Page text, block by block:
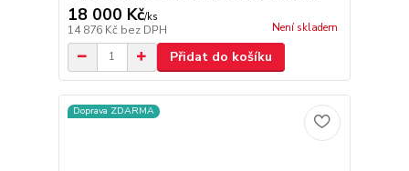
18 000 Kč/ks
14 876 Kč bez DPH Není skladem
Přidat do košíku
Doprava ZDARMA